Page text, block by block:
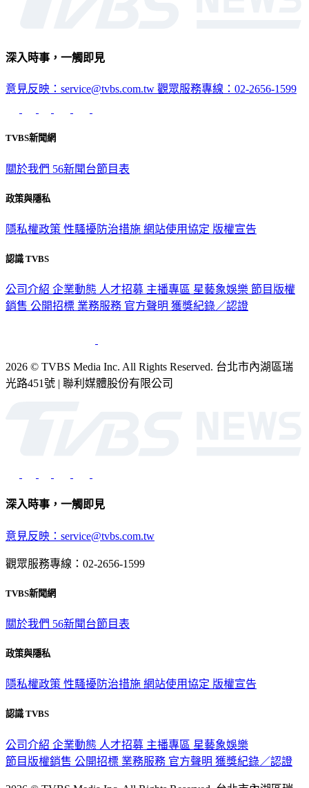
深入時事，一觸即見
意見反映：service@tvbs.com.tw 觀眾服務專線：02-2656-1599
TVBS新聞網
關於我們 56新聞台節目表
政策與隱私
隱私權政策 性騷擾防治措施 網站使用協定 版權宣告
認識 TVBS
公司介紹 企業動態 人才招募 主播專區 星藝象娛樂 節目版權
銷售 公開招標 業務服務 官方聲明 獲獎紀錄／認證
2026 © TVBS Media Inc. All Rights Reserved. 台北市內湖區瑞
光路451號 | 聯利媒體股份有限公司
深入時事，一觸即見
意見反映：service@tvbs.com.tw
觀眾服務專線：02-2656-1599
TVBS新聞網
關於我們 56新聞台節目表
政策與隱私
隱私權政策 性騷擾防治措施 網站使用協定 版權宣告
認識 TVBS
公司介紹 企業動態 人才招募 主播專區 星藝象娛樂
節目版權銷售 公開招標 業務服務 官方聲明 獲獎紀錄／認證